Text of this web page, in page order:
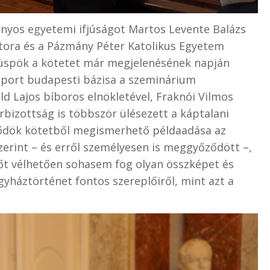
egyetemi ifjúságot Martos Levente Balázs
és a Pázmány Péter Katolikus Egyetem
a kötetet már megjelenésének napján
budapesti bázisa a szeminárium
Lajos bíboros elnökletével, Fraknói Vilmos
is többször ülésezett a káptalani
kötetből megismerhető példaadása az
– és erről személyesen is meggyőződött –,
vélhetően sohasem fog olyan összképet és
fontos szereplőiről, mint azt a